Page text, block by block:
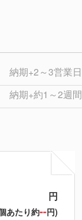
納期+2～3営業日
納期+約1～2週間
円
あたり約--円)